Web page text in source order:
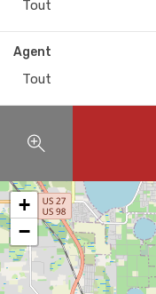
Tout
Agent
Tout
+
−